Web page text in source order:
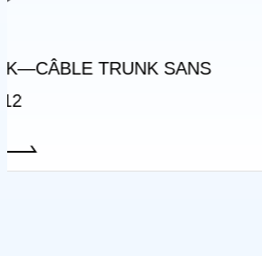
SÉRIE
SOUDURE 412 AVEC